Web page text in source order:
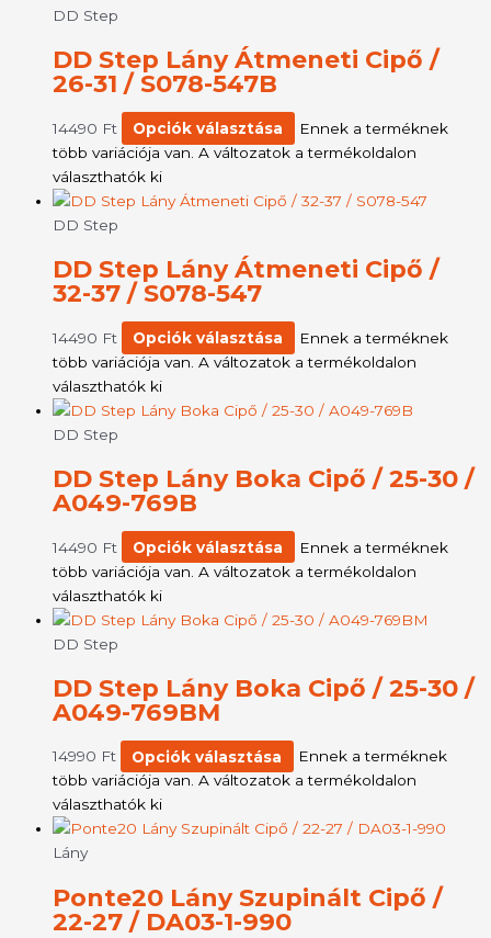
DD Step
DD Step Lány Átmeneti Cipő /
26-31 / S078-547B
14490 Ft Opciók választása
Ennek a terméknek
több variációja van. A változatok a termékoldalon
választhatók ki
DD Step
DD Step Lány Átmeneti Cipő /
32-37 / S078-547
14490 Ft Opciók választása
Ennek a terméknek
több variációja van. A változatok a termékoldalon
választhatók ki
DD Step
DD Step Lány Boka Cipő / 25-30 /
A049-769B
14490 Ft Opciók választása
Ennek a terméknek
több variációja van. A változatok a termékoldalon
választhatók ki
DD Step
DD Step Lány Boka Cipő / 25-30 /
A049-769BM
14990 Ft Opciók választása
Ennek a terméknek
több variációja van. A változatok a termékoldalon
választhatók ki
Lány
Ponte20 Lány Szupinált Cipő /
22-27 / DA03-1-990